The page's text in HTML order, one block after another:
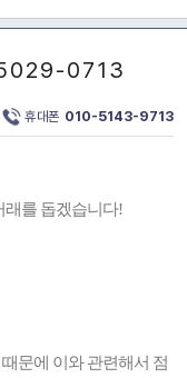
0 2 9 - 0 7 1 3
휴대폰 010-5143-9713
래를 돕겠습니다!
문에 이와 관련해서 점